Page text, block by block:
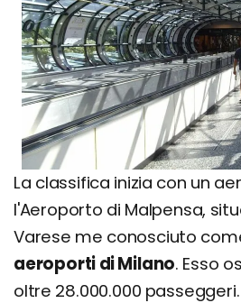
La classifica inizia con un
l'Aeroporto di Malpensa,
Varese me conosciuto
aeroporti di Milano. Esso
oltre 28.000.000 passeggeri.